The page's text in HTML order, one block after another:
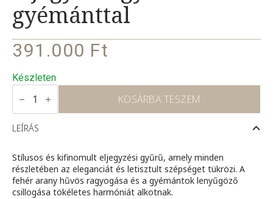
gyémánttal
391.000 Ft
Készleten
Sofia
arany
eljegyzési
mennyiség
KOSÁRBA TESZEM
LEÍRÁS
Stílusos és kifinomult eljegyzési gyűrű, amely minden
részletében az eleganciát és letisztult szépséget tükrözi. A
fehér arany hűvös ragyogása és a gyémántok lenyűgöző
csillogása tökéletes harmóniát alkotnak.